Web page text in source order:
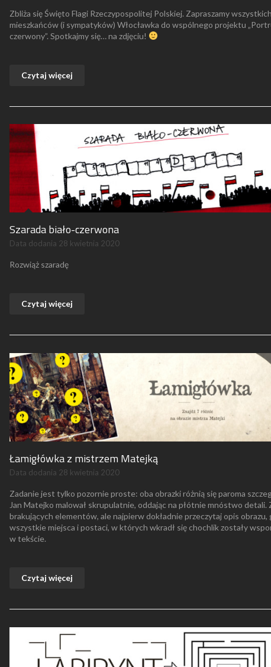
Zbliża się Święto Flagi Rzeczypospolitej Polskiej. Zapraszamy wszystkich
mieszkańców (i sympatyków) Włocławka do wspólnego projektu
czerwony”. Spotkajmy się… na zdjęciu!
Czytaj więcej
Szarada biało-czerwona
Data dodania 28 kwietnia 2020
Rozwiąż szaradę
Czytaj więcej
Łamigłówka z mistrzem Matejką
Data dodania 28 kwietnia 2020
Zadanie jest tylko pozornie proste: oba obrazki różnią się paroma
Jan Matejko malował skrupulatnie, oddając na płótnie mnóstwo detali.
brakujących elementów, ale najpierw dokładnie przeczytaj opis obrazu,
wszystkie miejsca i postaci, w których wkradł się chochlik zostały
w tekście.
Czytaj więcej